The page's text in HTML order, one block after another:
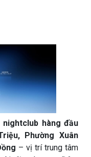
nightclub hàng đầu
Phường Xuân
– vị trí trung tâm